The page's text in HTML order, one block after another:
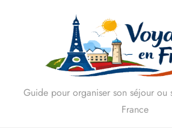
Guide pour organiser son séjour ou
France